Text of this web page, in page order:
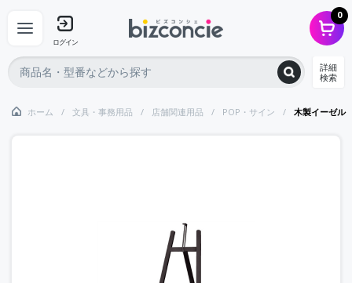
ログイン
0
詳細
検索
ホーム 文具・事務用品 店舗関連用品 POP・サイン 木製イーゼ